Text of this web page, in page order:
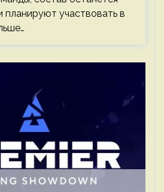
планируют участвовать в